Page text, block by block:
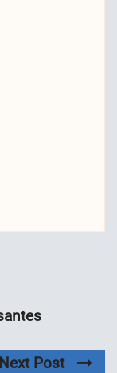
Next Post